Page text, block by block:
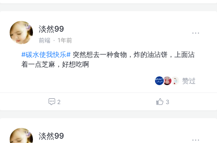
淡然99
前端 · 1年前
#碳水使我快乐# 突然想去一种食物，炸的油沾饼，上面沾
着一点芝麻，好想吃啊
赞过
2 3
淡然99